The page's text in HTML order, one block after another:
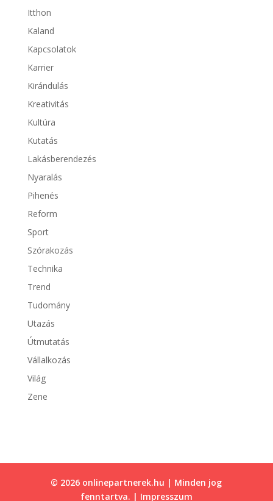
Itthon
Kaland
Kapcsolatok
Karrier
Kirándulás
Kreativitás
Kultúra
Kutatás
Lakásberendezés
Nyaralás
Pihenés
Reform
Sport
Szórakozás
Technika
Trend
Tudomány
Utazás
Útmutatás
Vállalkozás
Világ
Zene
© 2026 onlinepartnerek.hu | Minden jog
fenntartva. | Impresszum